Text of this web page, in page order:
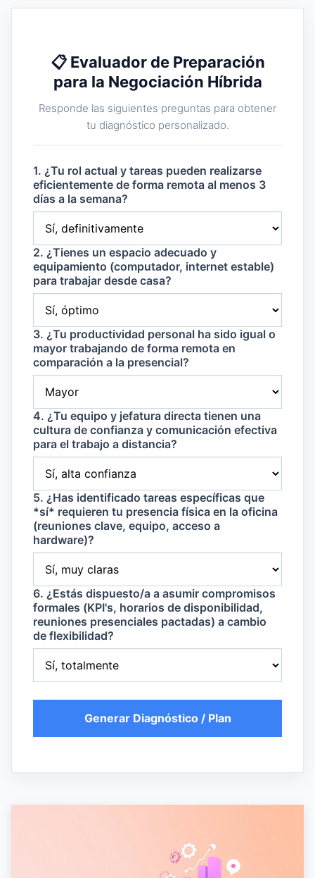
📋 Evaluador de Preparación
para la Negociación Híbrida
Responde las siguientes preguntas para obtener
tu diagnóstico personalizado.
1. ¿Tu rol actual y tareas pueden realizarse
eficientemente de forma remota al menos 3
días a la semana?
2. ¿Tienes un espacio adecuado y
equipamiento (computador, internet estable)
para trabajar desde casa?
3. ¿Tu productividad personal ha sido igual o
mayor trabajando de forma remota en
comparación a la presencial?
4. ¿Tu equipo y jefatura directa tienen una
cultura de confianza y comunicación efectiva
para el trabajo a distancia?
5. ¿Has identificado tareas específicas que
*sí* requieren tu presencia física en la oficina
(reuniones clave, equipo, acceso a
hardware)?
6. ¿Estás dispuesto/a a asumir compromisos
formales (KPI's, horarios de disponibilidad,
reuniones presenciales pactadas) a cambio
de flexibilidad?
Generar Diagnóstico / Plan